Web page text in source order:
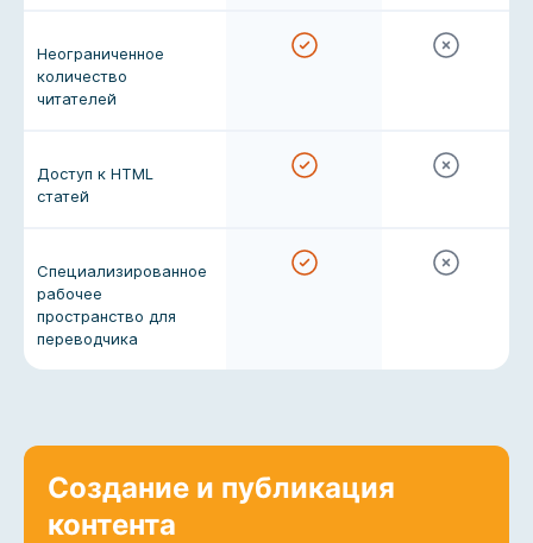
Неограниченное
количество
читателей
Доступ к HTML
статей
Специализированное
рабочее
пространство для
переводчика
Создание и публикация
контента